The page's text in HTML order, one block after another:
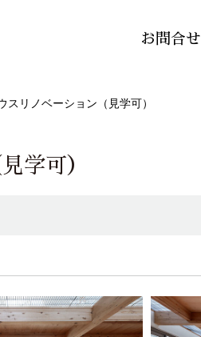
お問合せ
スリノベーション（見学可）
学可）